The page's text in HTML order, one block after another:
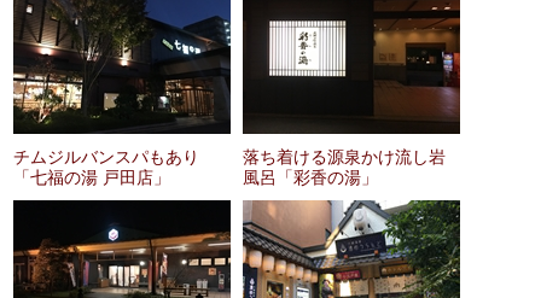
チムジルバンスパもあり
「七福の湯 戸田店」
落ち着ける源泉かけ流し岩
風呂「彩香の湯」